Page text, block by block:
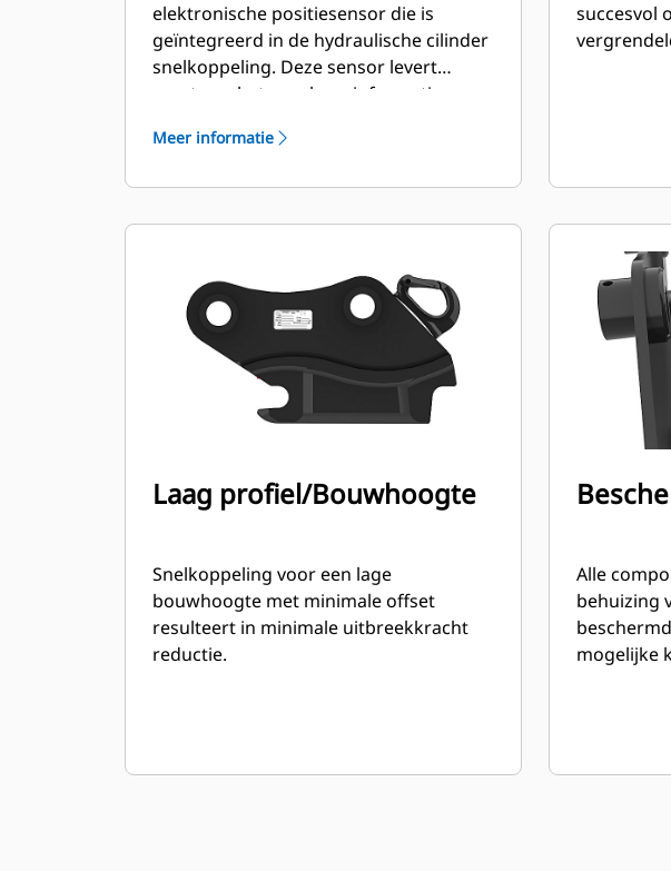
elektronische positiesensor die is
geïntegreerd in de hydraulische cilinder
snelkoppeling. Deze sensor levert
exacte en betrouwbare informatie aan
snelkoppeling is gemonteerd. Deze
met de Next Generation MHE (ECM).
Meer informatie
succesvol
Laag profiel/Bouwhoogte
Snelkoppeling voor een lage
bouwhoogte met minimale offset
resulteert in minimale uitbreekkracht
reductie.
Alle
behuizing
mogelijke